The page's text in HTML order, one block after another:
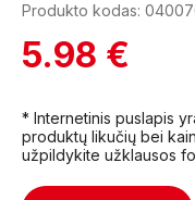
Produkto kodas:
5.98 €
* Internetinis puslapis
produktų likučių bei
užpildykite užklausos